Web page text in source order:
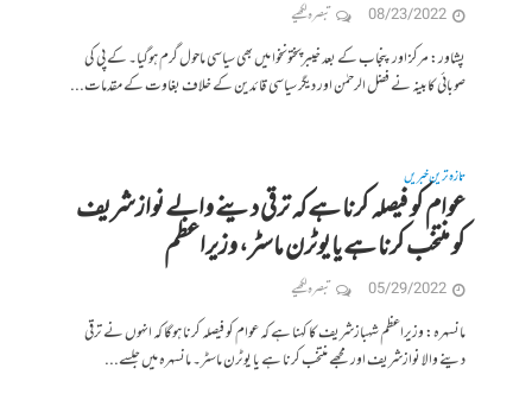
08/23/2022 تبصرہ لکھیے
پشاور: مرکز اور پنجاب کے بعد خیبرپختونخوا میں بھی سیاسی ماحول گرم ہوگیا۔ کے پی کی
صوبائی کابینہ نے فضل الرحمٰن اور دیگر سیاسی قائدین کے خلاف بغاوت کے مقدمات...
تازہ ترین خبریں
عوام کو فیصلہ کرنا ہے کہ ترقی دینے والے نوازشریف
کو منتخب کرنا ہے یا یوٹرن ماسٹر، وزیراعظم
05/29/2022 تبصرہ لکھیے
مانسہرہ: وزیراعظم شہبازشریف کا کہنا ہے کہ عوام کو فیصلہ کرنا ہوگا کہ انہوں نے ترقی
دینے والا نوازشریف اور مجھے منتخب کرنا ہے یا یوٹرن ماسٹر۔ مانسہرہ میں جلسے...